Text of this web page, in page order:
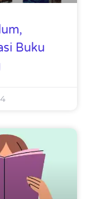
Buku